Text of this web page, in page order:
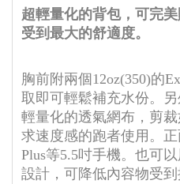
超輕量化的背包，可完
受到最大的舒適度。
胸前附兩個12oz(350)的
取即可輕鬆補充水份。
輕量化的透氣網布，剪
求速度感的跑者使用。
Plus等5.5吋手機。也可
設計，可降低內容物受